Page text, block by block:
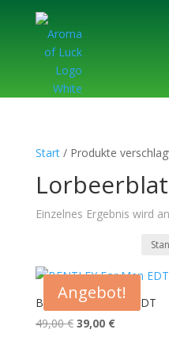
Start/ Produkte
Einzelnes Ergebnis wird
Angebot!
BENTLEY For Men EDT
49,00€ Ursprünglicher
39,00 €Aktueller